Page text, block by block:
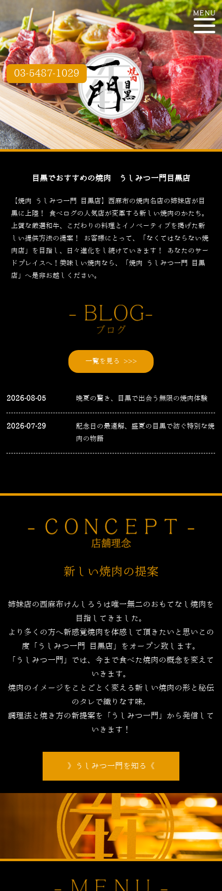
03-5487-1029
目黒でおすすめの焼肉 うしみつ一門目黒店
【焼肉 うしみつ一門 目黒店】西麻布の焼肉名店の姉妹店が目
黒に上陸！
食べログの人気店が変革する新しい焼肉のかたち。
上質な厳選和牛、こだわりの料理とイノベーティブを掲げた新
しい提供方法の提案！
お客様にとって、「なくてはならない焼
肉店」を目指し、日々進化をし続けていきます！
あなたのサー
ドプレイスへ！美味しい焼肉なら、「焼肉 うしみつ一門 目黒
店」へ是非お越しください。
一覧を見る >>>
2026-08-05 晩夏の驚き、目黒で出会う無限の焼肉体験
2026-07-29
記念日の最適解、盛夏の目黒で紡ぐ特別な焼
肉の物語
新しい焼肉の提案
姉妹店の西麻布けんしろうは唯一無二のおもてなし焼肉を
目指してきました。
より多くの方へ新感覚焼肉を体感して頂きたいと思いこの
度「うしみつ一門 目黒店」をオープン致します。
「うしみつ一門」では、今まで食べた焼肉の概念を変えて
いきます。
焼肉のイメージをことごとく変える新しい焼肉の形と秘伝
のタレで織りなす味，
調理法と焼き方の新提案を「うしみつ一門」から発信して
いきます！
うしみつ一門を知る